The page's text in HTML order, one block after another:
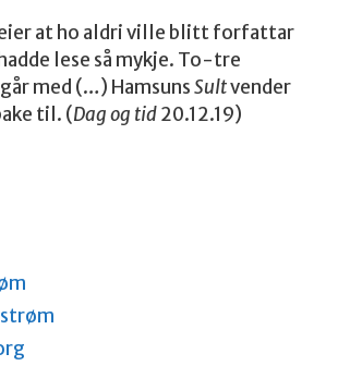
at ho aldri ville blitt forfattar
lese så mykje. To-tre
med (…) HamsunsSultvender
til. (Dag og tid20.12.19)